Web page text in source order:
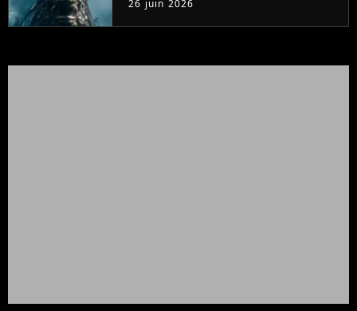
semaines dans le Top 10
26 juin 2026